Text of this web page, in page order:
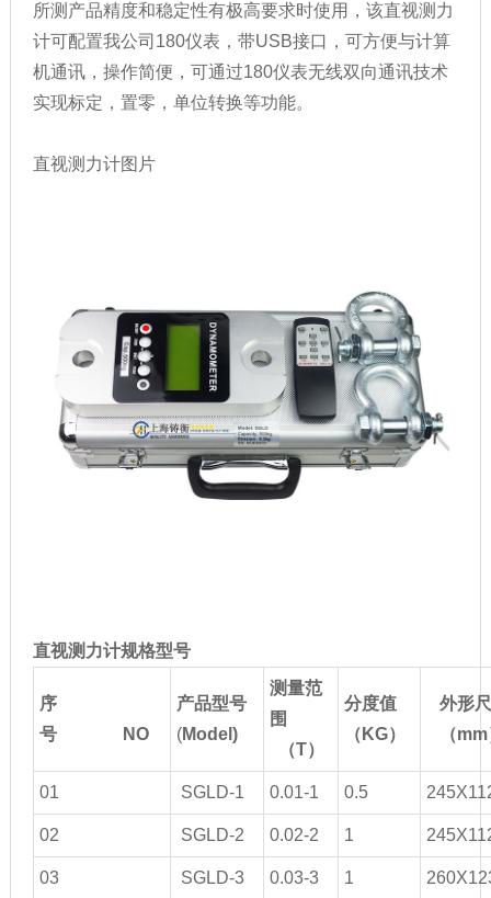
所测产品精度和稳定性有极高要求时使用，该直视测力
计可配置我公司180仪表，带USB接口，可方便与计算
机通讯，操作简便，可通过180仪表无线双向通讯技术
实现标定，置零，单位转换等功能。
直视测力计图片
直视测力计规格型号
序
号 NO
产品型号
(Model)
测量范
围
（T）
分度值
（ KG）
外形
（mm
01 SGLD-1 0.01-1 0.5
02 SGLD-2 0.02-2 1
03 SGLD-3 0.03-3 1